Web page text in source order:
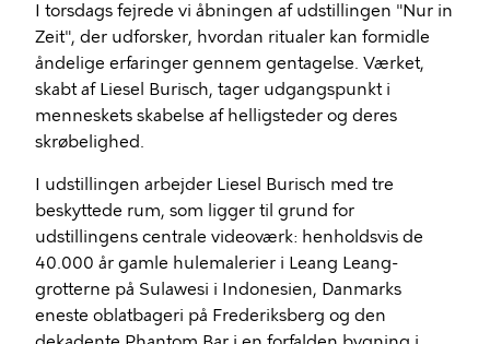
I torsdags fejrede vi åbningen af udstillingen "Nur in
Zeit", der udforsker, hvordan ritualer kan formidle
åndelige erfaringer gennem gentagelse. Værket,
skabt af Liesel Burisch, tager udgangspunkt i
menneskets skabelse af helligsteder og deres
skrøbelighed.
I udstillingen arbejder Liesel Burisch med tre
beskyttede rum, som ligger til grund for
udstillingens centrale videoværk: henholdsvis de
40.000 år gamle hulemalerier i Leang Leang-
grotterne på Sulawesi i Indonesien, Danmarks
eneste oblatbageri på Frederiksberg og den